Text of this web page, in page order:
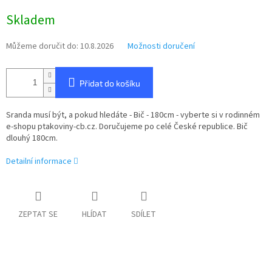
cena:
Skladem
Můžeme doručit do: 10.8.2026 Možnosti doručení
Přidat do košíku
Sranda musí být, a pokud hledáte - Bič - 180cm - vyberte si v rodinném
e-shopu ptakoviny-cb.cz. Doručujeme po celé České republice. Bič
dlouhý 180cm.
Detailní informace
ZEPTAT SE HLÍDAT SDÍLET